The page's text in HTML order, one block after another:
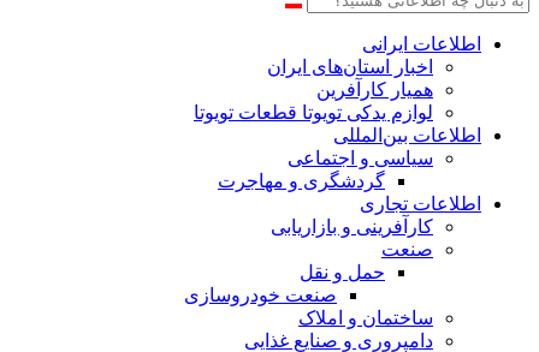
اطلاعات‌ ‎ایرانی
اخبار استان‌های ایران
همیار کارآفرین
لوازم یدکی تویوتا قطعات تویوتا
اطلاعات بین‌المللی
سیاسی و اجتماعی
گردشگری و مهاجرت
اطلاعات تجاری
کارآفرینی و بازاریابی
صنعت
حمل و نقل
صنعت خودروسازی
ساختمان و املاک
دامپروری و صنایع غذایی